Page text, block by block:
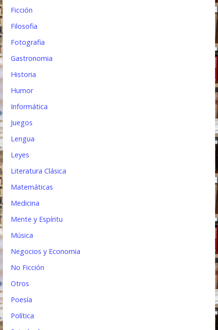
Ficción
Filosofia
Fotografia
Gastronomia
Historia
Humor
Informática
Juegos
Lengua
Leyes
Literatura Clásica
Matemáticas
Medicina
Mente y Espíritu
Música
Negocios y Economia
No Ficción
Otros
Poesía
Política